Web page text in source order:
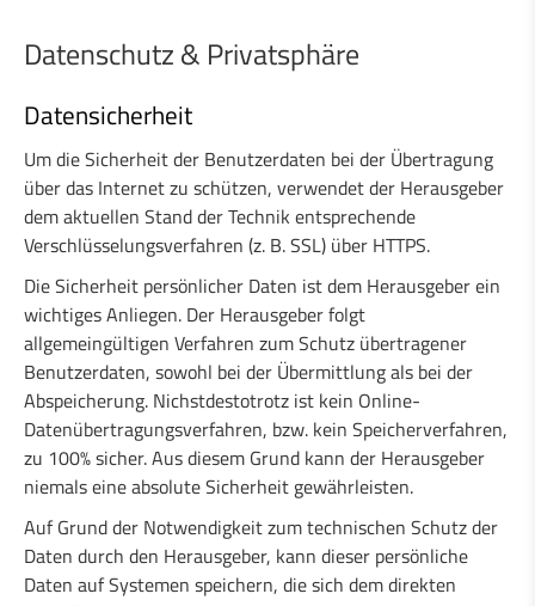
Datenschutz & Privatsphäre
Datensicherheit
Um die Sicherheit der Benutzerdaten bei der Übertragung
über das Internet zu schützen, verwendet der Herausgeber
dem aktuellen Stand der Technik entsprechende
Verschlüsselungsverfahren (z. B. SSL) über HTTPS.
Die Sicherheit persönlicher Daten ist dem Herausgeber ein
wichtiges Anliegen. Der Herausgeber folgt
allgemeingültigen Verfahren zum Schutz übertragener
Benutzerdaten, sowohl bei der Übermittlung als bei der
Abspeicherung. Nichstdestotrotz ist kein Online-
Datenübertragungsverfahren, bzw. kein Speicherverfahren,
zu 100% sicher. Aus diesem Grund kann der Herausgeber
niemals eine absolute Sicherheit gewährleisten.
Auf Grund der Notwendigkeit zum technischen Schutz der
Daten durch den Herausgeber, kann dieser persönliche
Daten auf Systemen speichern, die sich dem direkten